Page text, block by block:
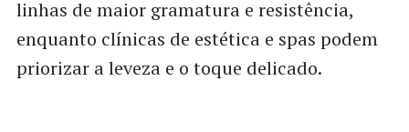
linhas de maior gramatura e resistência,
enquanto clínicas de estética e spas podem
priorizar a leveza e o toque delicado.